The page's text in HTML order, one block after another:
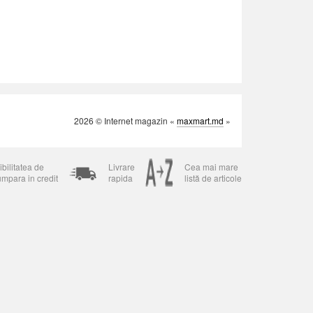
2026 © Internet magazin « maxmart.md »
de
in credit
Livrare
rapida
Cea mai mare
listă de articole